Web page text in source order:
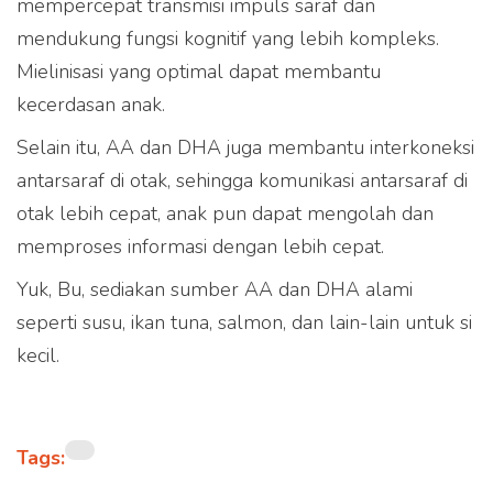
mempercepat transmisi impuls saraf dan
mendukung fungsi kognitif yang lebih kompleks.
Mielinisasi yang optimal dapat membantu
kecerdasan anak.
Selain itu, AA dan DHA juga membantu interkoneksi
antarsaraf di otak, sehingga komunikasi antarsaraf di
otak lebih cepat, anak pun dapat mengolah dan
memproses informasi dengan lebih cepat.
Yuk, Bu, sediakan sumber AA dan DHA alami
seperti susu, ikan tuna, salmon, dan lain-lain untuk si
kecil.
Tags: